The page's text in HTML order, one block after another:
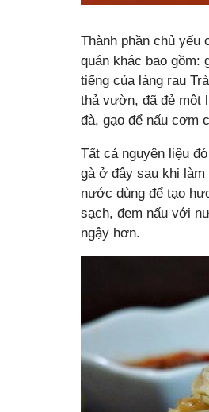
Thành phần chủ yếu
quán khác bao
tiếng của làng rau
thả vườn, đã đẻ một
đà, gạo để nấu cơm
Tất cả nguyên liệu
gà ở đây sau khi
nước dùng để tạo
sạch, đem nấu với
ngậy hơn.